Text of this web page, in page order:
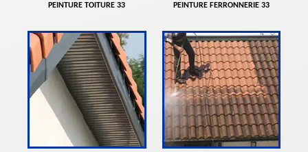
PEINTURE TOITURE 33 PEINTURE FERRONNERIE 33